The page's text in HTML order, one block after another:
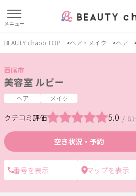
メニュー
すでに会員の方 はじめてご利
ジャンルで探す
ヘア・メイク ネイル・まつげ
リラク・整体
スクール・
トレーニング
メ
BEAUTY chaoo TOP ヘア・メイク ヘア
西尾市
美容室 ルビー
ヘア メイク
空き状況・予約
クチコミ評価 5.0 /